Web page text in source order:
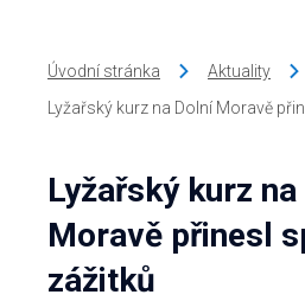
Úvodní stránka
Aktuality
Lyžařský kurz na Dolní Moravě
Lyžařský kurz
Moravě přinesl
zážitků